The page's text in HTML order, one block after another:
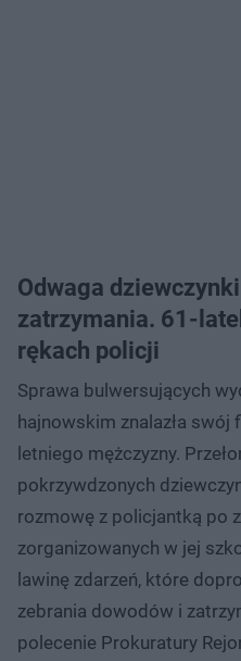
Odwaga
zatrzymania. 61-
rękach policji
Sprawa bulwersujących
hajnowskim znalazła swój
letniego mężczyzny.
pokrzywdzonych
rozmowę z policjantką po
zorganizowanych w jej
lawinę zdarzeń, które
zebrania dowodów i
polecenie Prokuratury